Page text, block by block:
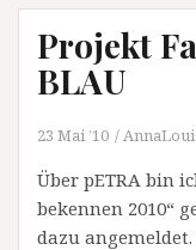
Projekt
BLAU
23 Mai ’10
Über pETRA bin
bekennen 2010“
dazu